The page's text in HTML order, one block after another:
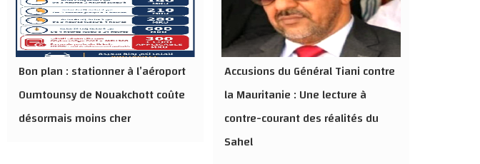
Bon plan : stationner à l’aéroport
Oumtounsy de Nouakchott coûte
désormais moins cher
Accusions du Général Tiani contre
la Mauritanie : Une lecture à
contre-courant des réalités du
Sahel